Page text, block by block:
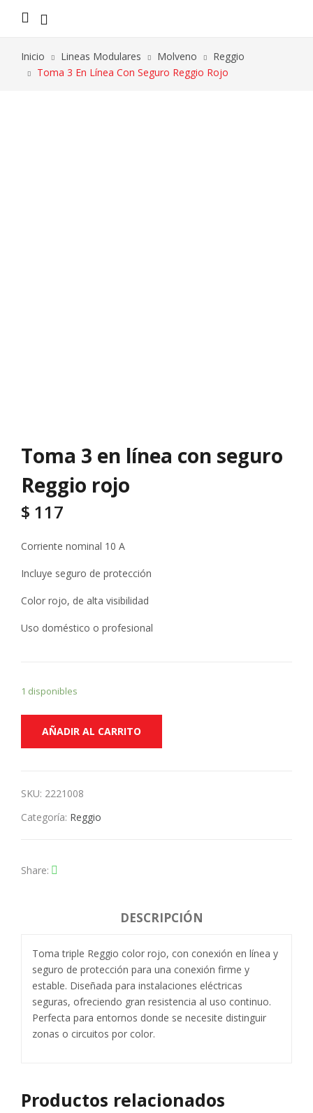
Inicio Lineas Modulares Molveno
Reggio
Toma 3 En Línea Con Seguro Reggio Rojo
Toma 3 en línea con seguro
Reggio rojo
$ 117
Corriente nominal 10 A
Incluye seguro de protección
Color rojo, de alta visibilidad
Uso doméstico o profesional
1 disponibles
AÑADIR AL CARRITO
SKU: 2221008
Categoría: Reggio
Share
DESCRIPCIÓN
Toma triple Reggio color rojo, con conexión en línea y
seguro de protección para una conexión firme y
estable. Diseñada para instalaciones eléctricas
seguras, ofreciendo gran resistencia al uso continuo.
Perfecta para entornos donde se necesite distinguir
zonas o circuitos por color.
Productos relacionados